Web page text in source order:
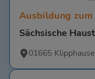
Ausbildung
Sächsische
01665